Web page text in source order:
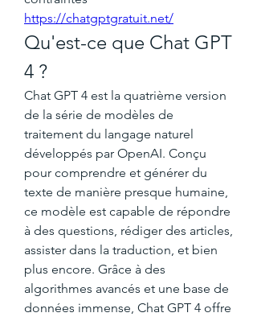
https://chatgptgratuit.net/
Qu'est-ce que Chat GPT
4 ?
Chat GPT 4 est la quatrième version
de la série de modèles de
traitement du langage naturel
développés par OpenAI. Conçu
pour comprendre et générer du
texte de manière presque humaine,
ce modèle est capable de répondre
à des questions, rédiger des articles,
assister dans la traduction, et bien
plus encore. Grâce à des
algorithmes avancés et une base de
données immense, Chat GPT 4 offre